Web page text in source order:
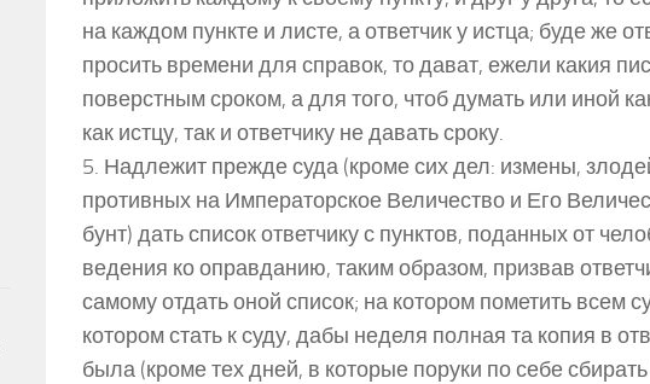
на каждом пункте и листе, а ответчик у истца; буде же
просить времени для справок, то дават, ежели какия
поверстным сроком, а для того, чтоб думать или иной
как истцу, так и ответчику не давать сроку.
5. Надлежит прежде суда (кроме сих дел: измены,
противных на Императорское Величество и Его
бунт) дать список ответчику с пунктов, поданных от
ведения ко оправданию, таким образом, призвав
самому отдать оной список; на котором пометить всем
котором стать к суду, дабы неделя полная та копия в
была (кроме тех дней, в которые поруки по себе сбирать